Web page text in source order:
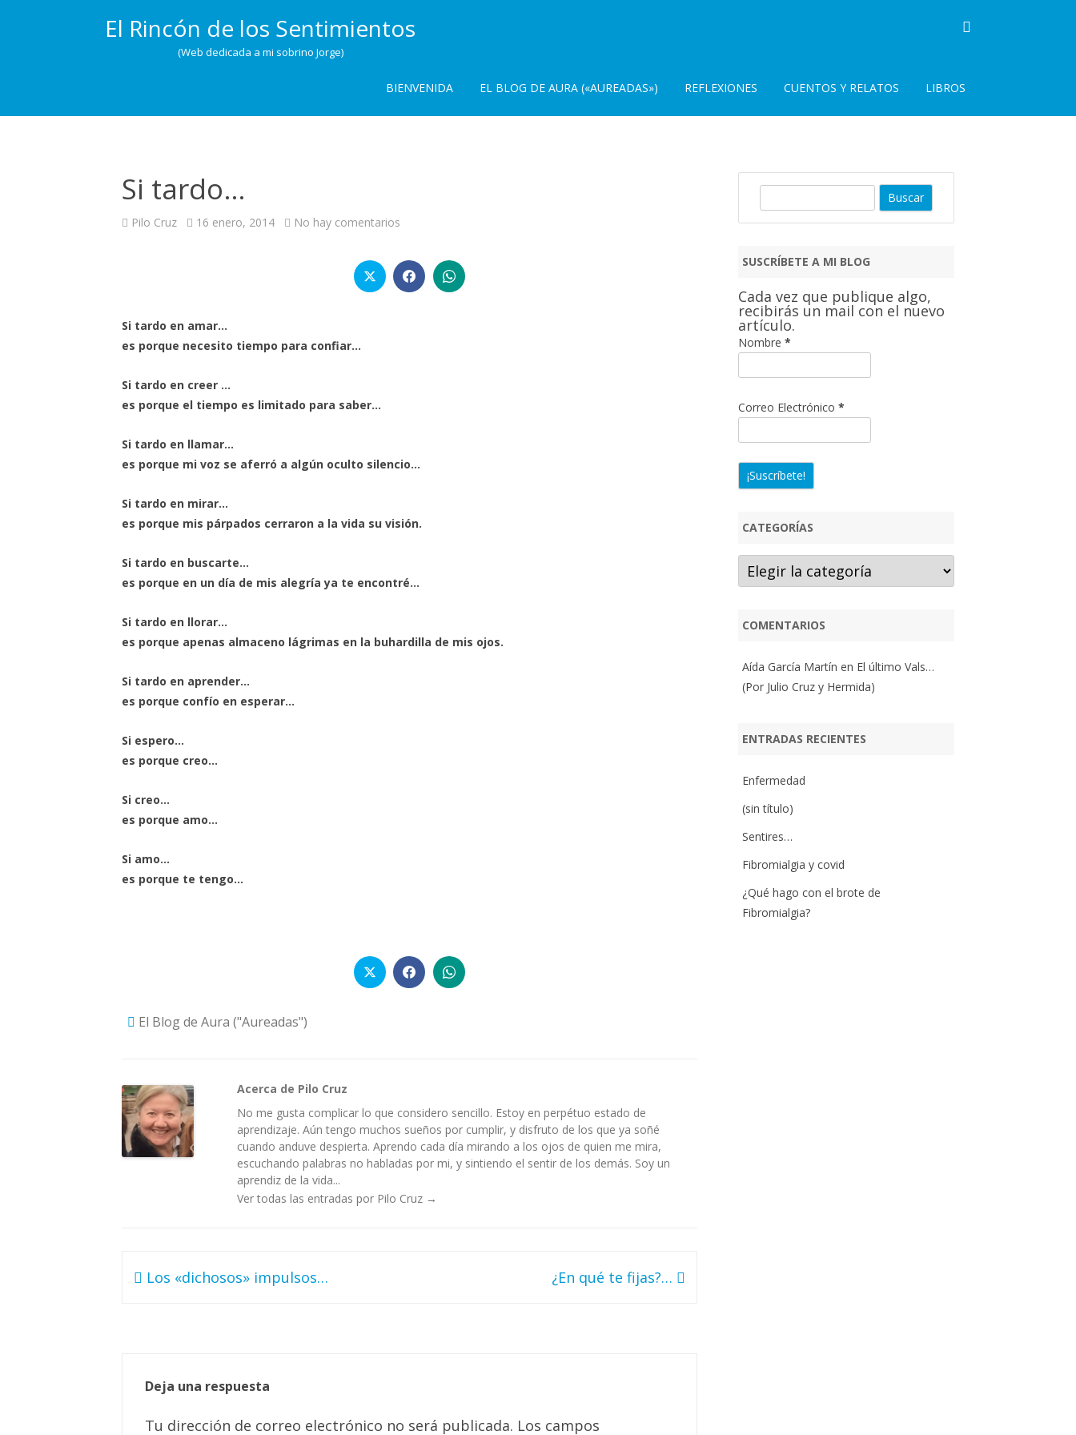
El Rincón de los Sentimientos
(Web dedicada a mi sobrino Jorge)
BIENVENIDA EL BLOG DE AURA («AUREADAS») REFLEXIONES CUENTOS Y RELATOS LIBROS
Si tardo…
Pilo Cruz 16 enero, 2014 No hay comentarios
Si tardo en amar…
es porque necesito tiempo para confiar…
Si tardo en creer …
es porque el tiempo es limitado para saber…
Si tardo en llamar…
es porque mi voz se aferró a algún oculto silencio…
Si tardo en mirar…
es porque mis párpados cerraron a la vida su visión.
Si tardo en buscarte…
es porque en un día de mis alegría ya te encontré…
Si tardo en llorar…
es porque apenas almaceno lágrimas en la buhardilla de mis ojos.
Si tardo en aprender…
es porque confío en esperar…
Si espero…
es porque creo…
Si creo…
es porque amo…
Si amo…
es porque te tengo…
El Blog de Aura ("Aureadas")
Acerca de Pilo Cruz
No me gusta complicar lo que considero sencillo. Estoy en perpétuo estado de
aprendizaje. Aún tengo muchos sueños por cumplir, y disfruto de los que ya soñé
cuando anduve despierta. Aprendo cada día mirando a los ojos de quien me mira,
escuchando palabras no habladas por mi, y sintiendo el sentir de los demás. Soy un
aprendiz de la vida...
Ver todas las entradas por Pilo Cruz →
Navegación
Los «dichosos» impulsos… ¿En qué te fijas?…
Deja una respuesta
Tu dirección de correo electrónico no será publicada. Los campos
a
r
SUSCRÍBETE A MI BLOG
Cada vez que publique algo,
recibirás un mail con el nuevo
artículo.
Nombre *
Correo Electrónico *
CATEGORÍAS
Categorías
COMENTARIOS
Aída García Martín en El último Vals…
(Por Julio Cruz y Hermida)
ENTRADAS RECIENTES
Enfermedad
(sin título)
Sentires…
Fibromialgia y covid
¿Qué hago con el brote de
Fibromialgia?